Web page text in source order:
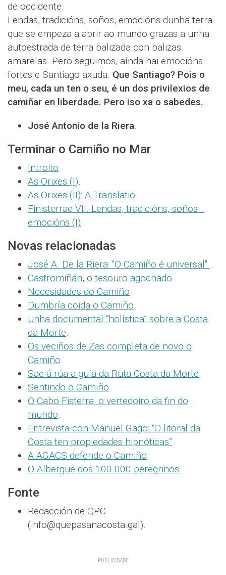
de occidente.
Lendas, tradicións, soños, emocións dunha terra
que se empeza a abrir ao mundo grazas a unha
autoestrada de terra balizada con balizas
amarelas. Pero seguimos, aínda hai emocións
fortes e Santiago axuda. Que Santiago? Pois o
meu, cada un ten o seu, é un dos privilexios de
camiñar en liberdade. Pero iso xa o sabedes.
José Antonio de la Riera.
Terminar o Camiño no Mar
Introito.
As Orixes (I).
As Orixes (II): A Translatio.
Finisterrae VII. Lendas, tradicións, soños…
emocións (I).
Novas relacionadas
José A. De la Riera: "O Camiño é universal" .
Castromiñán, o tesouro agochado.
Necesidades do Camiño.
Dumbría coida o Camiño.
Unha documental “holística” sobre a Costa
da Morte.
Os veciños de Zas completa de novo o
Camiño.
Sae á rúa a guía da Ruta Costa da Morte.
Sentindo o Camiño.
O Cabo Fisterra, o vertedoiro da fin do
mundo.
Entrevista con Manuel Gago: “O litoral da
Costa ten propiedades hipnóticas”.
A AGACS defende o Camiño.
O Albergue dos 100.000 peregrinos.
Fonte
Redacción de QPC
(info@quepasanacosta.gal).